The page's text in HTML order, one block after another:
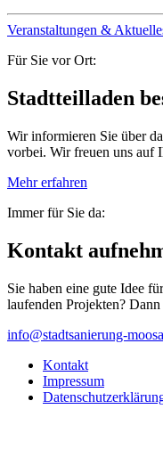
Veranstaltungen &
Für Sie vor Ort:
Stadtteilladen
Wir informieren Sie über
vorbei. Wir freuen uns auf
Mehr erfahren
Immer für Sie da:
Kontakt
Sie haben eine gute Idee
laufenden Projekten?
info@stadtsanierung-
Kontakt
Impressum